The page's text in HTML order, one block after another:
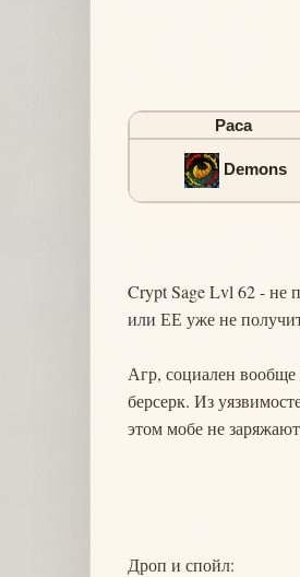
Раса
Demons
Crypt Sage Lvl 62 - не
или ЕЕ уже не
Агр, социален вообще
берсерк. Из
этом мобе не
Дроп и спойл: